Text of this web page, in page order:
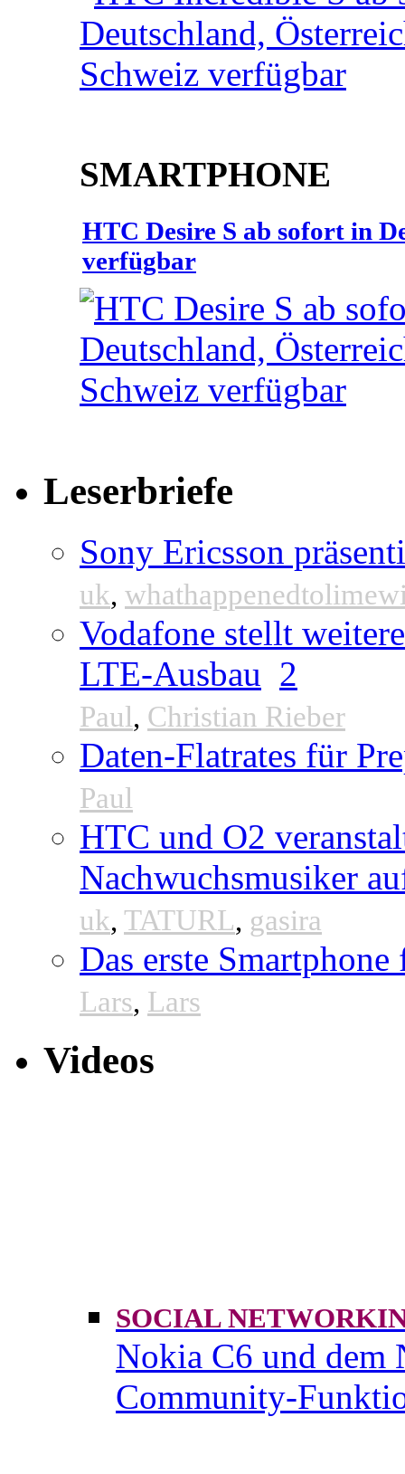
SMARTPHONE
HTC Desire S ab sofort in
verfügbar
Leserbriefe
Sony Ericsson
uk,
Vodafone stellt
LTE-Ausbau 2
Paul, Christian Rieber
Daten-Flatrates für
Paul
HTC und O2
Nachwuchsmusiker
uk, TATURL, gasira
Das erste
Lars, Lars
Videos
SOCIAL
Nokia C6 und dem
Community-